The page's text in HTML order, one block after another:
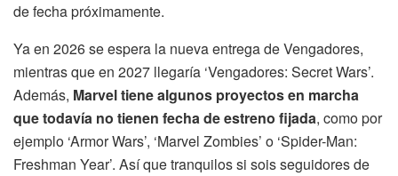
de fecha próximamente.
Ya en 2026 se espera la nueva entrega de Vengadores,
mientras que en 2027 llegaría ‘Vengadores: Secret Wars’.
Además, Marvel tiene algunos proyectos en marcha
que todavía no tienen fecha de estreno fijada, como por
ejemplo ‘Armor Wars’, ‘Marvel Zombies’ o ‘Spider-Man:
Freshman Year’. Así que tranquilos si sois seguidores de